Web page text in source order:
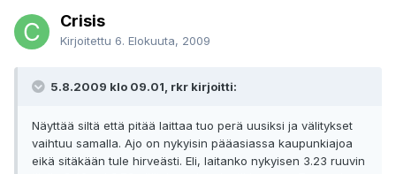
Crisis
Kirjoitettu 6. Elokuuta, 2009
5.8.2009 klo 09.01, rkr kirjoitti:
Näyttää siltä että pitää laittaa tuo perä uusiksi ja välitykset
vaihtuu samalla. Ajo on nykyisin pääasiassa kaupunkiajoa
eikä sitäkään tule hirveästi. Eli, laitanko nykyisen 3.23 ruuvin